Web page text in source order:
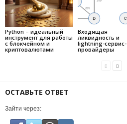
Python – идеальный
инструмент для работы
с блокчейном и
криптовалютами
Входящая
ликвидность и
lightning-сервис-
провайдеры
ОСТАВЬТЕ ОТВЕТ
Зайти через: